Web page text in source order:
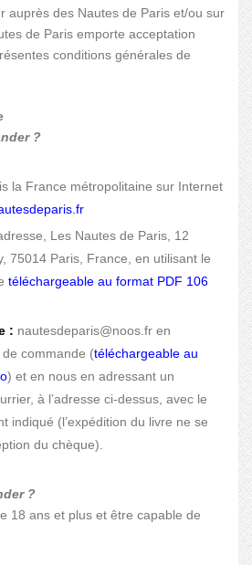
auprès des Nautes de Paris et/ou sur
de Paris emporte acceptation
conditions générales de
?
la France métropolitaine sur Internet
Les Nautes de Paris, 12
75014 Paris, France, en utilisant le
téléchargeable au format PDF 106
: nautesdeparis@noos.fr en
commande (téléchargeable au
) et en nous en adressant un
à l’adresse ci-dessus, avec le
indiqué (l’expédition du livre ne se
du chèque).
?
18 ans et plus et être capable de